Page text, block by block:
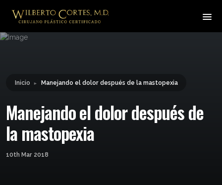
Leyendo: Manejando el dolor después
de la mastopexia
Inicio ► Manejando el dolor después de la mastopexia
Manejando el dolor después de
la mastopexia
10th Mar 2018